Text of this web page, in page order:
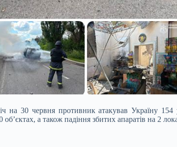
30 червня противник атакував Україну 154
а також падіння збитих апаратів на 2